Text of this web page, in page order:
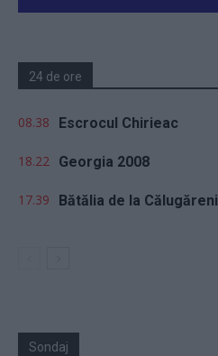
24 de ore
08.38 Escrocul Chirieac
18.22 Georgia 2008
17.39 Bătălia de la Călugăreni
Sondaj